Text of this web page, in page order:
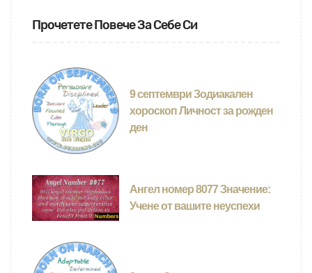
Прочетете Повече За Себе Си
9 септември Зодиакален
хороскоп Личност за рожден
ден
Ангел номер 8077 Значение:
Учене от вашите неуспехи